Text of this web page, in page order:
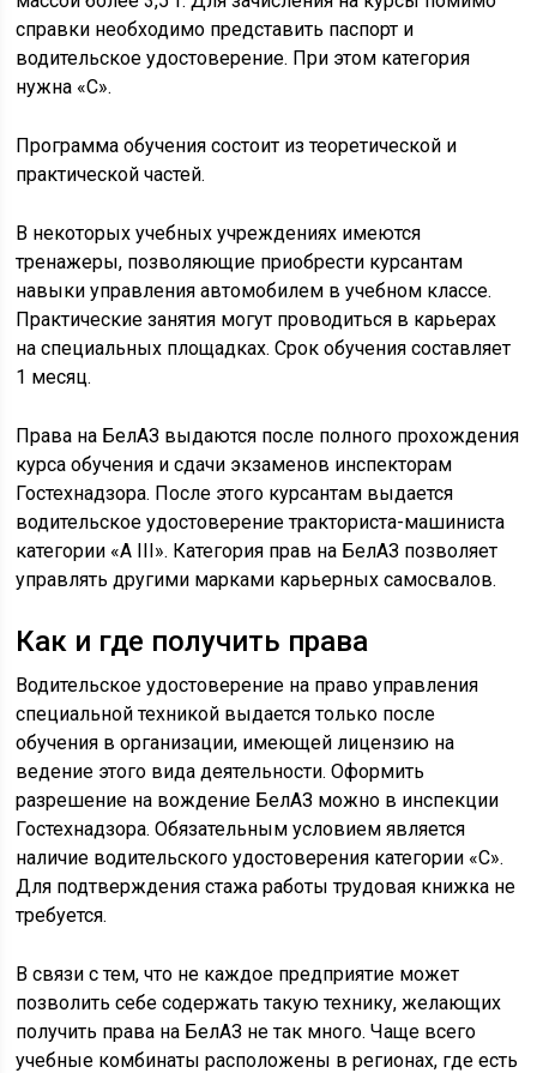
справки необходимо представить паспорт и
водительское удостоверение. При этом категория
нужна «С».
Программа обучения состоит из теоретической и
практической частей.
В некоторых учебных учреждениях имеются
тренажеры, позволяющие приобрести курсантам
навыки управления автомобилем в учебном классе.
Практические занятия могут проводиться в карьерах
на специальных площадках. Срок обучения составляет
1 месяц.
Права на БелАЗ выдаются после полного прохождения
курса обучения и сдачи экзаменов инспекторам
Гостехнадзора. После этого курсантам выдается
водительское удостоверение тракториста-машиниста
категории «А III». Категория прав на БелАЗ позволяет
управлять другими марками карьерных самосвалов.
Как и где получить права
Водительское удостоверение на право управления
специальной техникой выдается только после
обучения в организации, имеющей лицензию на
ведение этого вида деятельности. Оформить
разрешение на вождение БелАЗ можно в инспекции
Гостехнадзора. Обязательным условием является
наличие водительского удостоверения категории «С».
Для подтверждения стажа работы трудовая книжка не
требуется.
В связи с тем, что не каждое предприятие может
позволить себе содержать такую технику, желающих
получить права на БелАЗ не так много. Чаще всего
учебные комбинаты расположены в регионах, где есть